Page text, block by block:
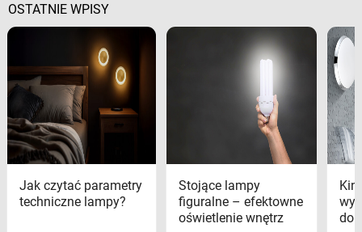
OSTATNIE WPISY
Jak czytać parametry
techniczne lampy?
Stojące lampy
figuralne – efektowne
oświetlenie wnętrz